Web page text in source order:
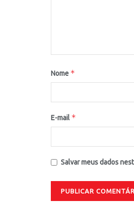
Nome *
E-mail *
Salvar meus dados